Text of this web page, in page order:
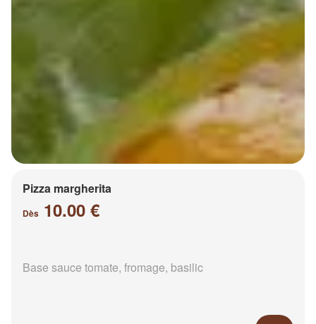
Pizza margherita
Dès 10.00 €
Base sauce tomate, fromage, basilic